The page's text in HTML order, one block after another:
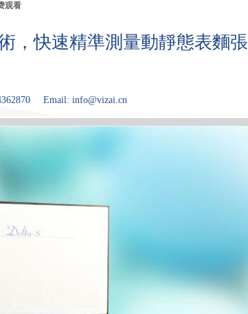
观看
，快速精準測量動靜態表麵張
Email: info@vizai.cn
點 應用領域 關於Kibron 论文大厅 技术问答